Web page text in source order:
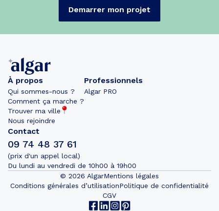
Demarrer mon projet
À propos
Qui sommes-nous ?
Comment ça marche ?
Trouver ma ville
Nous rejoindre
Professionnels
Algar PRO
Contact
09 74 48 37 61
(prix d'un appel local)
Du lundi au vendredi de 10h00 à 19h00
© 2026 AlgarMentions légales
Conditions générales d’utilisationPolitique de confidentialité
CGV